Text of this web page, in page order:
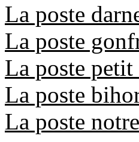
La poste
La poste
La poste
La poste
La poste